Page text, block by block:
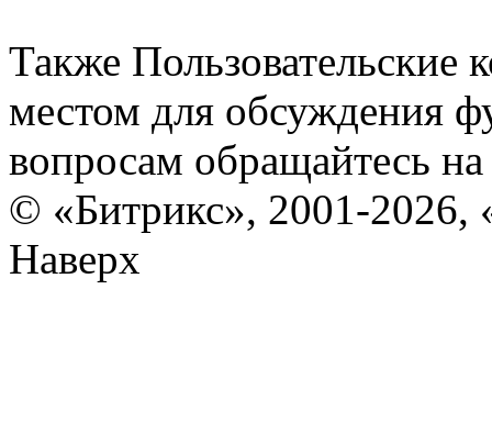
Также Пользовательские
местом для обсуждения
вопросам обращайтесь
© «Битрикс», 2001-2026,
Наверх